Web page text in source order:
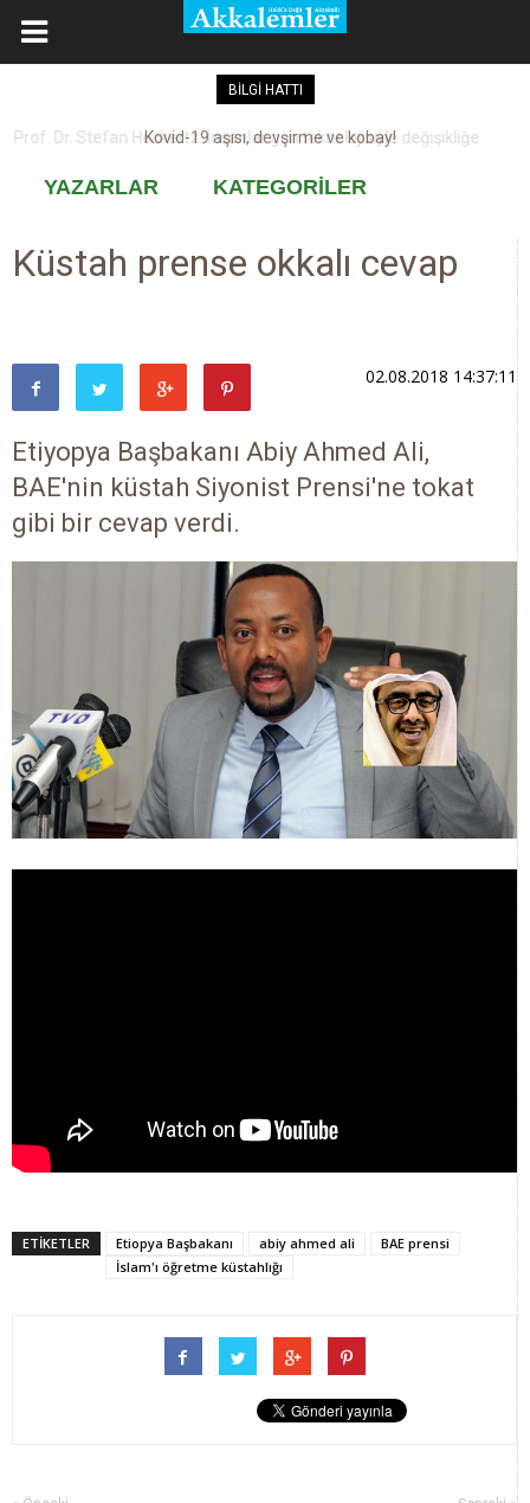
BİLGİ HATTI
Kovid-19 aşısı, devşirme ve kobay!
YAZARLAR KATEGORİLER
Küstah prense okkalı cevap
02.08.2018 14:37:11
Etiyopya Başbakanı Abiy Ahmed Ali,
BAE'nin küstah Siyonist Prensi'ne tokat
gibi bir cevap verdi.
ETİKETLER Etiopya Başbakanı abiy ahmed ali
BAE prensi
İslam'ı öğretme küstahlığı